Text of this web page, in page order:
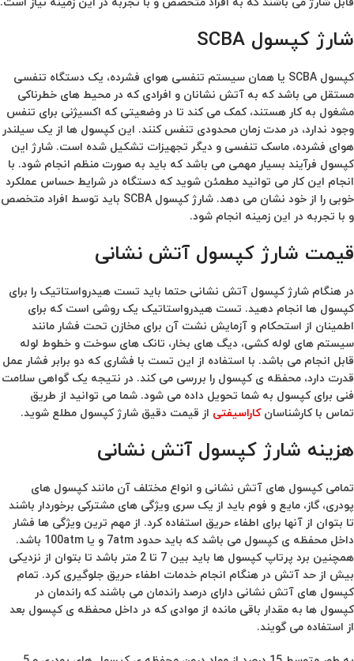
شارژ کپسول SCBA
کپسول SCBA یا همان سیستم تنفسی هوای فشرده، یک دستگاه تنفسی
مستقل می باشد که به آتش نشانان و افرادی که در محیط های خطرناکی
مشغول به کار هستند، کمک می کند تا در وضعیتی که اکسیژنی برای تنفس
وجود ندارد، در مدت زمان محدودی تنفس کنند. این کپسول ها از یک سیلندر
هوای فشرده، ماسک تنفسی و دیگر تجهیزات تشکیل شده است. شارژ این
کپسول فرآیند بسیار مهمی می باشد که باید به صورت منظم انجام شود. با
انجام این کار می توانید مطمئن شوید که دستگاه در شرایط حساس عملکرد
خوبی را از خود نشان می دهد. شارژ کپسول SCBA باید توسط افراد متخصص
و با تجربه در این زمینه انجام شود.
قیمت شارژ کپسول آتش نشانی
در هنگام شارژ کپسول آتش نشانی حتما باید تست هیدرواستاتیک را برای
کپسول ها انجام دهید. تست هیدرواستاتیک یک روشی است که برای
اطمینان از استحکام و آزمایش نشت آن برای مخازن تحت فشار مانند
سیستم های لوله کشی، دیگ های بخار، تانک های سوخت و خطوط لوله
قابل انجام می باشد. با استفاده از این تست با فشاری که دو برابر فشار عمل
قدرت دارد، محفظه ی کپسول را بررسی می کند. در نتیجه یک گواهی سلامت
فنی برای کپسول به شما تحویل داده می شود. شما می توانید از طریق
تماس با کارشناسانکاراسیفتی از قیمت دقیق شارژ کپسول مطلع شوید.
هزینه شارژ کپسول آتش نشانی
تمامی کپسول های آتش نشانی و انواع مختلف آن مانند کپسول های
پودری، گاز، مایع و فوم باید از یک سری ویژگی های مشترکی برخوردار باشند
تا بتوان از آنها برای اطفاء حریق استفاده کرد. از مهم ترین ویژگی ها فشار
داخل محفظه ی کپسول می باشد که باید حدود 7atm و یا 100atm باشد.
همچنین برد پرتاپ کپسول ها باید بین 7 تا 2 متر باشد تا بتوان از نزدیکی
بیش از حد آتش در هنگام انجام خدمات اطفاء حریق جلوگیری کرد. تمام
کپسول های آتش نشانی دارای درصد راندمان می باشند که راندمان در
کپسول ها به مقدار باقی مانده از موادی که در داخل محفظه ی کپسول بعد
از استفاده می گویند.